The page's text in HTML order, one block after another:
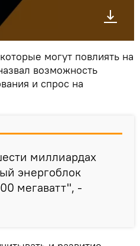
могут повлиять на
возможность
и спрос на
миллиардах
энергоблок
мегаватт", -